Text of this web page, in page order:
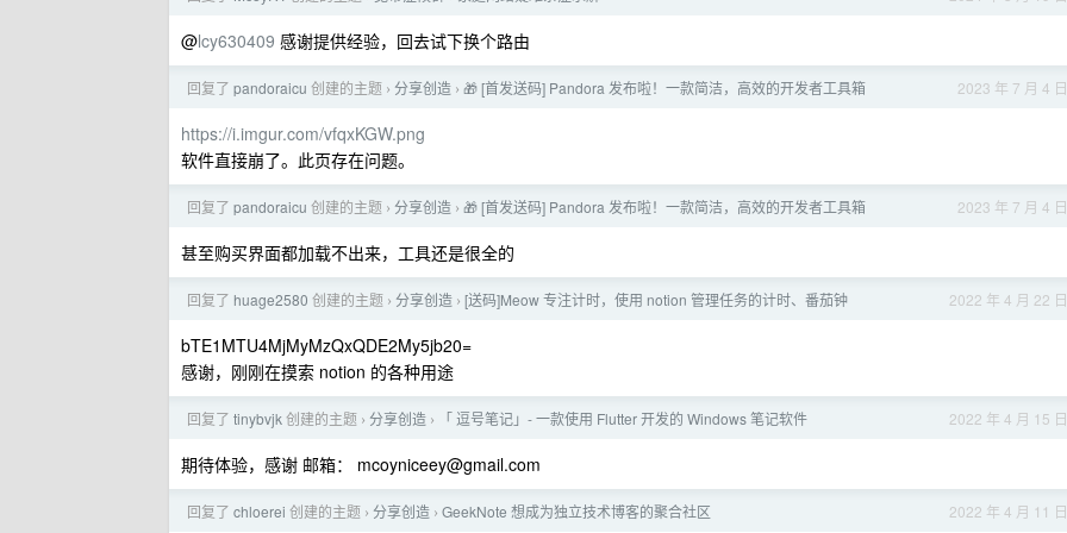
@lcy630409 感谢提供经验，回去试下换个路由
2023 年 7 月 4 日
回复了 pandoraicu 创建的主题 › 分享创造 › 🎁 [首发送码] Pandora 发布啦！一款简洁，高效的开发者工具箱
https://i.imgur.com/vfqxKGW.png
软件直接崩了。此页存在问题。
2023 年 7 月 4 日
回复了 pandoraicu 创建的主题 › 分享创造 › 🎁 [首发送码] Pandora 发布啦！一款简洁，高效的开发者工具箱
甚至购买界面都加载不出来，工具还是很全的
2022 年 4 月 22 日
回复了 huage2580 创建的主题 › 分享创造 › [送码]Meow 专注计时，使用 notion 管理任务的计时、番茄钟
bTE1MTU4MjMyMzQxQDE2My5jb20=
感谢，刚刚在摸索 notion 的各种用途
2022 年 4 月 15 日
回复了 tinybvjk创建的主题 › 分享创造 › 「 逗号笔记」- 一款使用 Flutter 开发的 Windows 笔记软件
期待体验，感谢 邮箱： mcoyniceey@gmail.com
2022 年 4 月 11 日
回复了 chloerei 创建的主题 › 分享创造 › GeekNote 想成为独立技术博客的聚合社区